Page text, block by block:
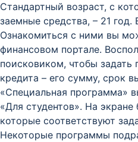
Стандартный возраст, с
заемные средства, – 21
Ознакомиться с ними вы
финансовом портале.
поисковиком, чтобы
кредита – его сумму, срок
«Специальная программа»
«Для студентов». На
которые соответствуют
Некоторые программы